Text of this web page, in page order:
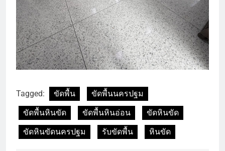
Tagged: ขัดพื้น
ขัดพื้นนครปฐม
ขัดพื้นหินขัด
ขัดพื้นหินอ่อน
ขัดหินขัด
ขัดหินขัดนครปฐม
รับขัดพื้น หินขัด